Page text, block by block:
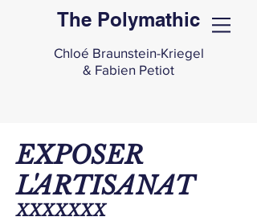
The Polymathic
Chloé Braunstein-Kriegel
& Fabien Petiot
EXPOSER
L'ARTISANAT
XXXXXXX